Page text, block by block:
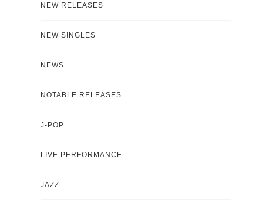
NEW RELEASES
NEW SINGLES
NEWS
NOTABLE RELEASES
J-POP
LIVE PERFORMANCE
JAZZ